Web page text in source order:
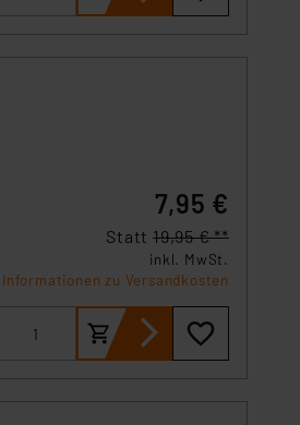
7,95 €
Statt 19,95 € **
inkl. MwSt.
Informationen zu Versandkosten